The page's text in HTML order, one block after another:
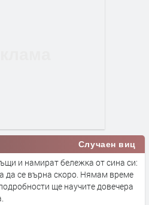
Случаен виц
и намират бележка от сина си:
да се върна скоро. Нямам време
ще научите довечера